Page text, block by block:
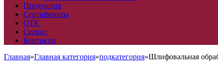
Продукция
Сертификаты
ОТК
Сервис
Контакты
Главная»Главная категория»подкатегория»Шлифовальная